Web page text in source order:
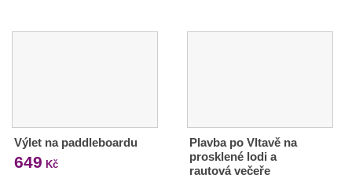
Výlet na paddleboardu
649 Kč
Plavba po Vltavě na
prosklené lodi a
rautová večeře